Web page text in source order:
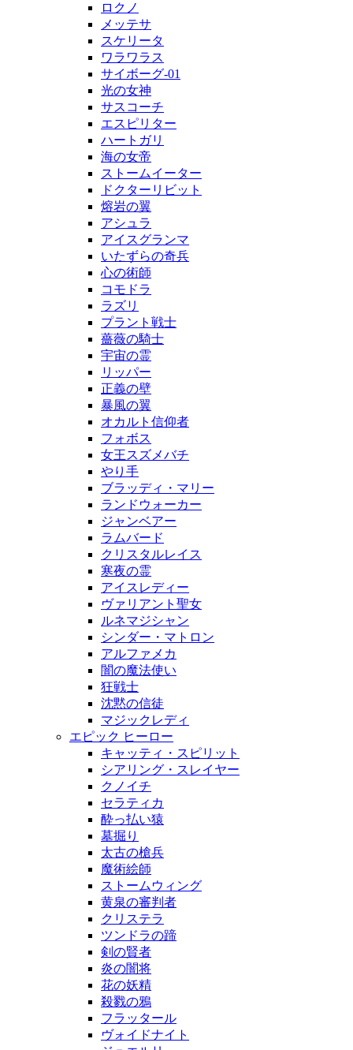
ロクノ
メッテサ
スケリータ
ワラワラス
サイボーグ-01
光の女神
サスコーチ
エスピリター
ハートガリ
海の女帝
ストームイーター
ドクターリビット
熔岩の翼
アシュラ
アイスグランマ
いたずらの奇兵
心の術師
コモドラ
ラズリ
プラント戦士
薔薇の騎士
宇宙の霊
リッパー
正義の壁
暴風の翼
オカルト信仰者
フォボス
女王スズメバチ
やり手
ブラッディ・マリー
ランドウォーカー
ジャンベアー
ラムバード
クリスタルレイス
寒夜の霊
アイスレディー
ヴァリアント聖女
ルネマジシャン
シンダー・マトロン
アルファメカ
闇の魔法使い
狂戦士
沈黙の信徒
マジックレディ
エピック ヒーロー
キャッティ・スピリット
シアリング・スレイヤー
クノイチ
セラティカ
酔っ払い猿
墓掘り
太古の槍兵
魔術絵師
ストームウィング
黄泉の審判者
クリステラ
ツンドラの蹄
剣の賢者
炎の闇将
花の妖精
殺戮の鴉
フラッタール
ヴォイドナイト